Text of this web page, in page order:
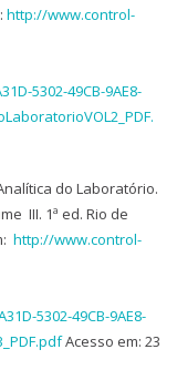
http://www.control-
5302-49CB-9AE8-
do Laboratório.
III. 1ª ed. Rio de
http://www.control-
5302-49CB-9AE8-
Acesso em: 23